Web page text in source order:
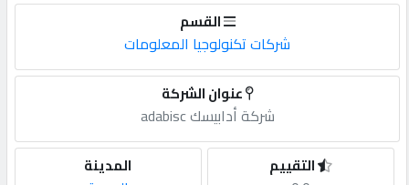
أضف
مطلوب
القسم
شركات تكنولوجيا المعلومات
عنوان الشركة
شركة أدابيسك adabisc
المدينة التقييم